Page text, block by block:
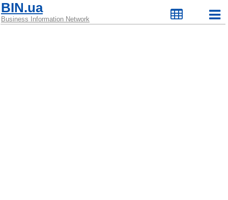
BIN.ua
Business Information Network